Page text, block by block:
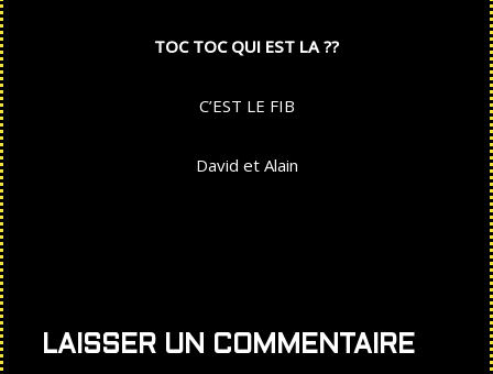
TOC TOC QUI EST LA ??
C’EST LE FIB
David et Alain
LAISSER UN COMMENTAIRE